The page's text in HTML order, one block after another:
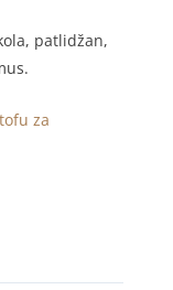
patlidžan,
za